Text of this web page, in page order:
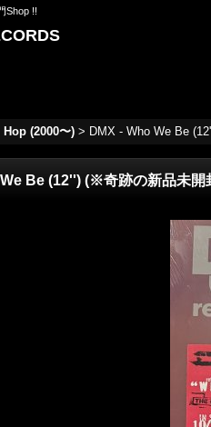
Shop !!
(2000〜) > DMX - Who We Be
Be (12'') (※奇跡の新品未開